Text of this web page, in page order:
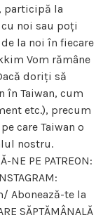
participă la
noi sau poți
la noi în fiecare
Vom rămâne
doriți să
în Taiwan, cum
etc.), precum
care Taiwan o
nostru.
PE PATREON:
Abonează-te la
SĂPTĂMÂNALĂ